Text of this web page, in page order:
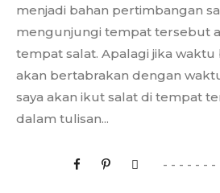
menjadi bahan pertimbangan
mengunjungi tempat tersebut
tempat salat. Apalagi jika
akan bertabrakan dengan
saya akan ikut salat di tempat
dalam tulisan...